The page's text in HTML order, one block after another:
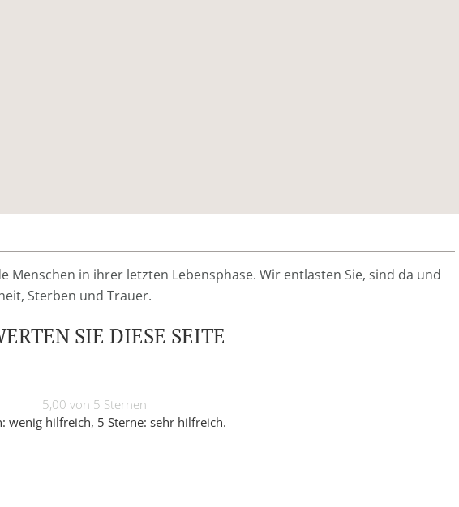
in ihrer letzten Lebensphase. Wir entlasten Sie, sind da und
Sterben und Trauer.
SIE DIESE SEITE
5,00 von 5 Sternen
wenig hilfreich, 5 Sterne: sehr hilfreich.